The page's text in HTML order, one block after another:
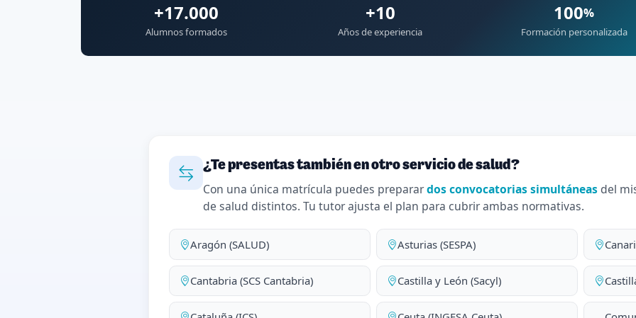
+17.000
Alumnos formados
+10
Años de experiencia
100%
Formación personalizada
¿Te presentas también en otro servicio de salud?
Con una única matrícula puedes preparardos convocatorias simultáneas del
de salud distintos. Tu tutor ajusta el plan para cubrir ambas normativas.
Aragón (SALUD) Asturias (SESPA)
Cantabria (SCS Cantabria) Castilla y León (Sacyl)